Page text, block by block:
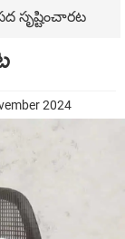
సృష్టించారట
2024